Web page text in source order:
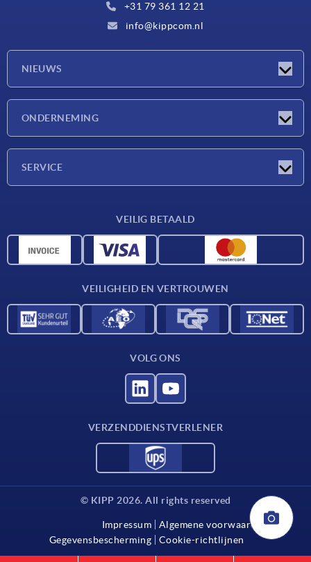
+31 79 361 12 21
info@kippcom.nl
NIEUWS
ONDERNEMING
SERVICE
CAD-gegevens
VEILIG BETAALD
VEILIGHEID EN VERTROUWEN
VOLG ONS
VERZENDDIENSTVERLENER
© KIPP 2026. All rights reserved
Impressum
Algemene voorwaarden
Gegevensbescherming
Cookie-richtlijnen